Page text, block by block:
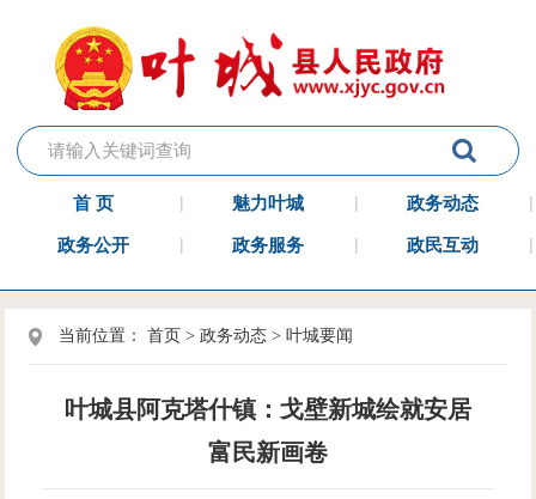
首 页 魅力叶城 政务动态
政务公开 政务服务 政民互动
当前位置：首页 >政务动态 >叶城要闻
叶城县阿克塔什镇：戈壁新城绘就安居
富民新画卷